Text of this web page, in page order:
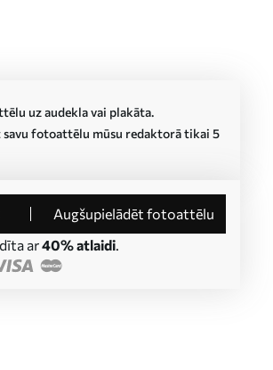
uz audekla vai plakāta.
fotoattēlu mūsu redaktorā tikai 5
Augšupielādēt fotoattēlu
ar40% atlaidi.